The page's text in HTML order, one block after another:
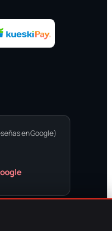
en Google)